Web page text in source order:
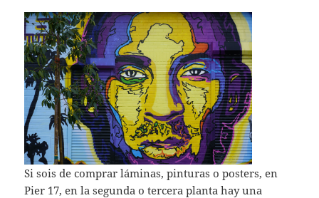
Si sois de comprar láminas, pinturas o posters, en
Pier 17, en la segunda o tercera planta hay una